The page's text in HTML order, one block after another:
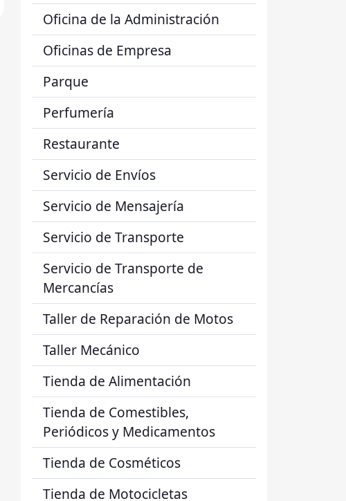
Oficina de la Administración
Oficinas de Empresa
Parque
Perfumería
Restaurante
Servicio de Envíos
Servicio de Mensajería
Servicio de Transporte
Servicio de Transporte de
Mercancías
Taller de Reparación de Motos
Taller Mecánico
Tienda de Alimentación
Tienda de Comestibles,
Periódicos y Medicamentos
Tienda de Cosméticos
Tienda de Motocicletas